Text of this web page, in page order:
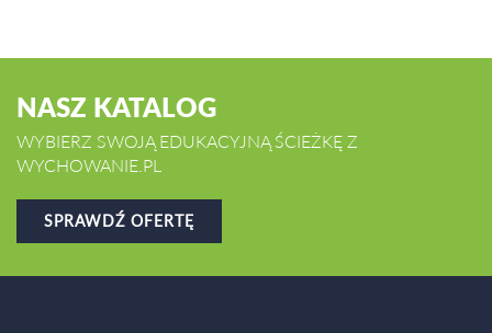
NASZ KATALOG
WYBIERZ SWOJĄ EDUKACYJNĄ ŚCIEŻKĘ Z
WYCHOWANIE.PL
SPRAWDŹ OFERTĘ